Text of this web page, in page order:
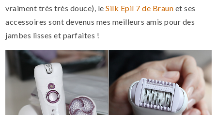
vraiment très très douce), leSilk Epil 7 de Braun et ses
accessoires sont devenus mes meilleurs amis pour des
jambes lisses et parfaites !